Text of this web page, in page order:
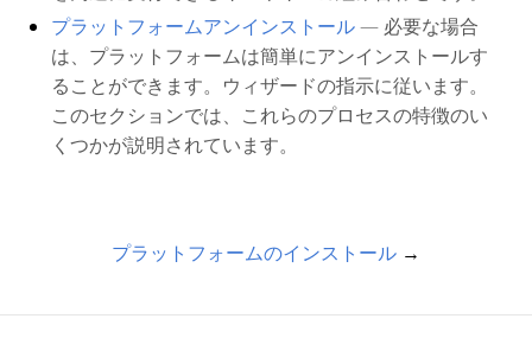
プラットフォームアンインストール— 必要な場合
は、プラットフォームは簡単にアンインストールす
ることができます。ウィザードの指示に従います。
このセクションでは、これらのプロセスの特徴のい
くつかが説明されています。
プラットフォームのインストール →